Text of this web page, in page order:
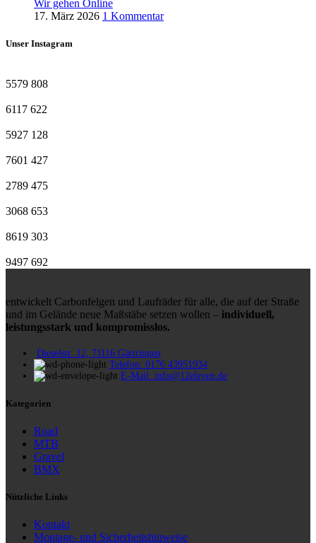
Wir gehen Online
17. März 2026 1 Kommentar
Unser Instagram
5579 808
6117 622
5927 128
7601 427
2789 475
3068 653
8619 303
9497 692
entwickelt Carbonfelgen und Laufräder für alle, die auf der Straße
und im Gelände neue Maßstäbe setzen wollen – individuell,
leistungsstark und kompromisslos.
Dieselstr. 12, 71116 Gärtringen
Telefon: 0176 43951934
E-Mail: info@12eleven.de
Kategorien
Road
MTB
Gravel
BMX
Nützliche Links
Kontakt
Montage- und Sicherheitshinweise